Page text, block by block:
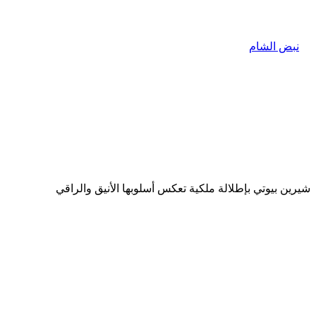
شيرين بيوتي بإطلالة ملكية تعكس أسلوبها الأنيق والراقي